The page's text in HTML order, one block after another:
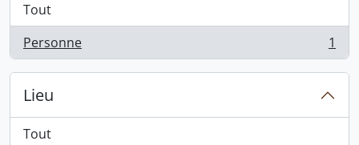
Tout
Personne
, 1 résultats 1
Lieu
Tout